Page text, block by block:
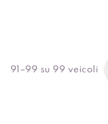
91–99 su 99 veicoli